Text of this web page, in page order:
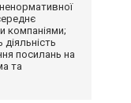
компаніями;
посилань на
та